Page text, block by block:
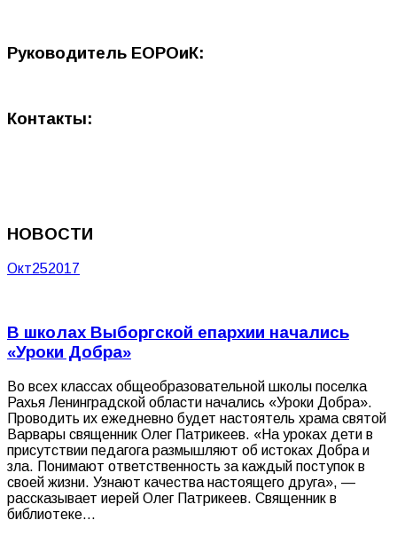
Руководитель ЕОРОиК:
Контакты:
НОВОСТИ
Окт252017
В школах Выборгской епархии начались
«Уроки Добра»
Во всех классах общеобразовательной школы поселка
Рахья Ленинградской области начались «Уроки Добра».
Проводить их ежедневно будет настоятель храма святой
Варвары священник Олег Патрикеев. «На уроках дети в
присутствии педагога размышляют об истоках Добра и
зла. Понимают ответственность за каждый поступок в
своей жизни. Узнают качества настоящего друга», —
рассказывает иерей Олег Патрикеев. Священник в
библиотеке…